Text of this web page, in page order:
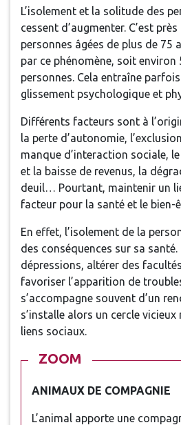
L’isolement et la solitude des
cessent d’augmenter. C’est
personnes âgées de plus de 75
par ce phénomène, soit environ
personnes. Cela entraîne
glissement psychologique et
Différents facteurs sont à
la perte d’autonomie,
manque d’interaction sociale,
et la baisse de revenus, la
deuil… Pourtant, maintenir un
facteur pour la santé et le bien-
En effet, l’isolement de la
des conséquences sur sa
dépressions, altérer des
favoriser l’apparition de
s’accompagne souvent d’un
s’installe alors un cercle
liens sociaux.
ZOOM
ANIMAUX DE COMPAGNIE
L’animal apporte une